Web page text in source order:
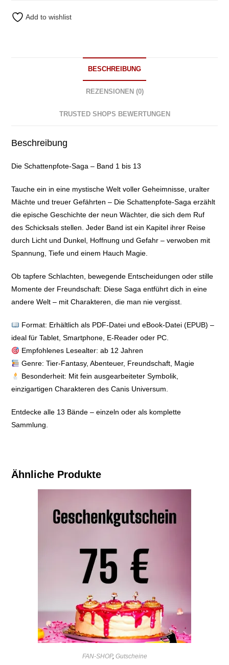
Add to wishlist
BESCHREIBUNG
REZENSIONEN (0)
TRUSTED SHOPS BEWERTUNGEN
Beschreibung
Die Schattenpfote-Saga – Band 1 bis 13
Tauche ein in eine mystische Welt voller Geheimnisse, uralter
Mächte und treuer Gefährten – Die Schattenpfote-Saga erzählt
die epische Geschichte der neun Wächter, die sich dem Ruf
des Schicksals stellen. Jeder Band ist ein Kapitel ihrer Reise
durch Licht und Dunkel, Hoffnung und Gefahr – verwoben mit
Spannung, Tiefe und einem Hauch Magie.
Ob tapfere Schlachten, bewegende Entscheidungen oder stille
Momente der Freundschaft: Diese Saga entführt dich in eine
andere Welt – mit Charakteren, die man nie vergisst.
Format: Erhältlich als PDF-Datei und eBook-Datei (EPUB) –
ideal für Tablet, Smartphone, E-Reader oder PC.
Empfohlenes Lesealter: ab 12 Jahren
Genre: Tier-Fantasy, Abenteuer, Freundschaft, Magie
Besonderheit: Mit fein ausgearbeiteter Symbolik,
einzigartigen Charakteren des Canis Universum.
Entdecke alle 13 Bände – einzeln oder als komplette
Sammlung.
Ähnliche Produkte
FAN-SHOP, Gutscheine